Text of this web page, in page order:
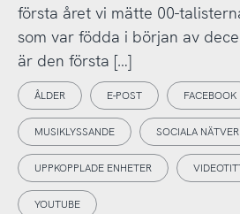
första året vi mätte 00-
som var födda i början av
är den första […]
ÅLDER E-POST FACEBOOK
MUSIKLYSSANDE SOCIALA
UPPKOPPLADE ENHETER
YOUTUBE